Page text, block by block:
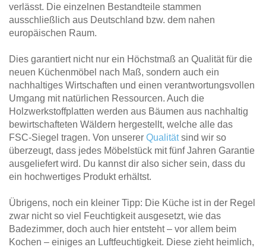
verlässt. Die einzelnen Bestandteile stammen
ausschließlich aus Deutschland bzw. dem nahen
europäischen Raum.
Dies garantiert nicht nur ein Höchstmaß an Qualität für die
neuen Küchenmöbel nach Maß, sondern auch ein
nachhaltiges Wirtschaften und einen verantwortungsvollen
Umgang mit natürlichen Ressourcen. Auch die
Holzwerkstoffplatten werden aus Bäumen aus nachhaltig
bewirtschafteten Wäldern hergestellt, welche alle das
FSC-Siegel tragen. Von unserer Qualitätsind wir so
überzeugt, dass jedes Möbelstück mit fünf Jahren Garantie
ausgeliefert wird. Du kannst dir also sicher sein, dass du
ein hochwertiges Produkt erhältst.
Übrigens, noch ein kleiner Tipp: Die Küche ist in der Regel
zwar nicht so viel Feuchtigkeit ausgesetzt, wie das
Badezimmer, doch auch hier entsteht – vor allem beim
Kochen – einiges an Luftfeuchtigkeit. Diese zieht heimlich,